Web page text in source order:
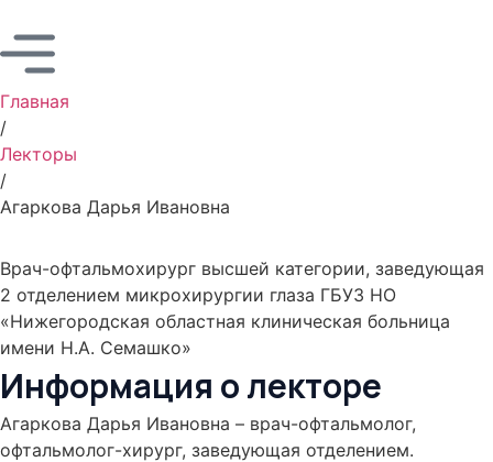
Главная
/
Лекторы
/
Агаркова Дарья Ивановна
Агаркова Дарья
Ивановна
Врач-офтальмохирург высшей категории, заведующая
2 отделением микрохирургии глаза ГБУЗ НО
«Нижегородская областная клиническая больница
имени Н.А. Семашко»
Информация о лекторе
Агаркова Дарья Ивановна – врач-офтальмолог,
офтальмолог-хирург, заведующая отделением.